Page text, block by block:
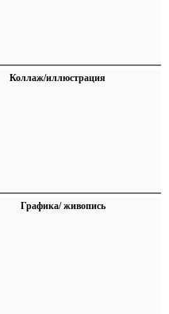
Коллаж/иллюстрация
Графика/ живопись